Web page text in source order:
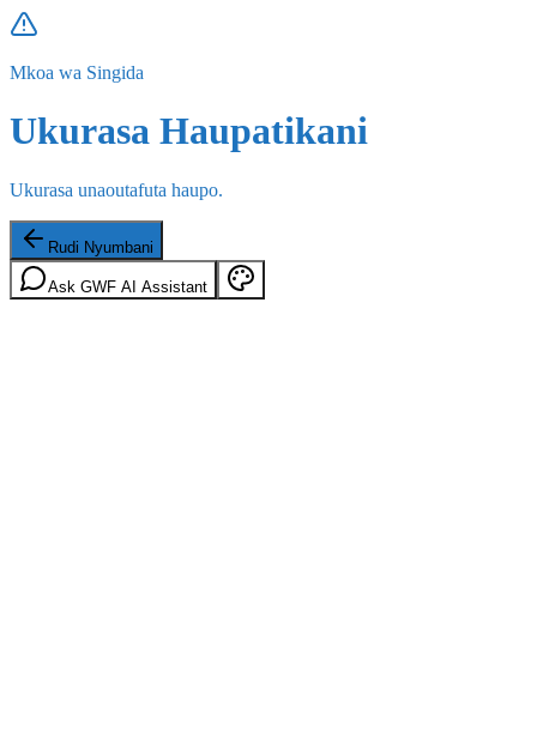
Mkoa wa Singida
Ukurasa Haupatikani
Ukurasa unaoutafuta haupo.
Rudi Nyumbani
Ask GWF AI Assistant